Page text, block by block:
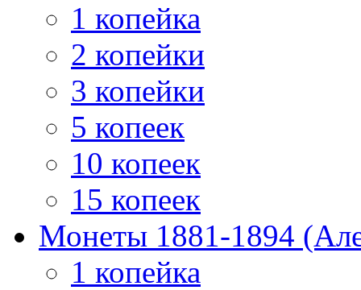
1 копейка
2 копейки
3 копейки
5 копеек
10 копеек
15 копеек
Монеты 1881-1894
1 копейка